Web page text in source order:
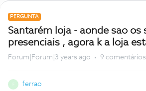
PERGUNTA
Santarém loja - aonde sao os
presenciais , agora k a loja
Forum|Forum|3 years ago 9 comentários
ferrao